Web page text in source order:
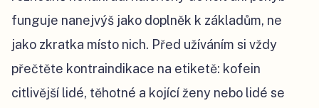
funguje nanejvýš jako doplněk k základům, ne
jako zkratka místo nich. Před užíváním si vždy
přečtěte kontraindikace na etiketě: kofein
citlivější lidé, těhotné a kojící ženy nebo lidé se